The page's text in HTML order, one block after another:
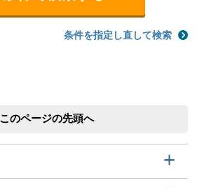
条件を指定し直して検索
このページの先頭へ